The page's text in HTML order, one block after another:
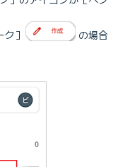
］
の場合